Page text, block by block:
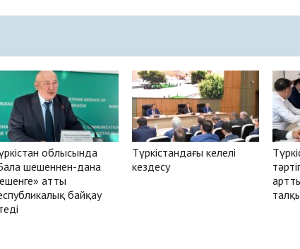
облысында
шешеннен-дана
атты
байқау
Түркістандағы келелі
кездесу